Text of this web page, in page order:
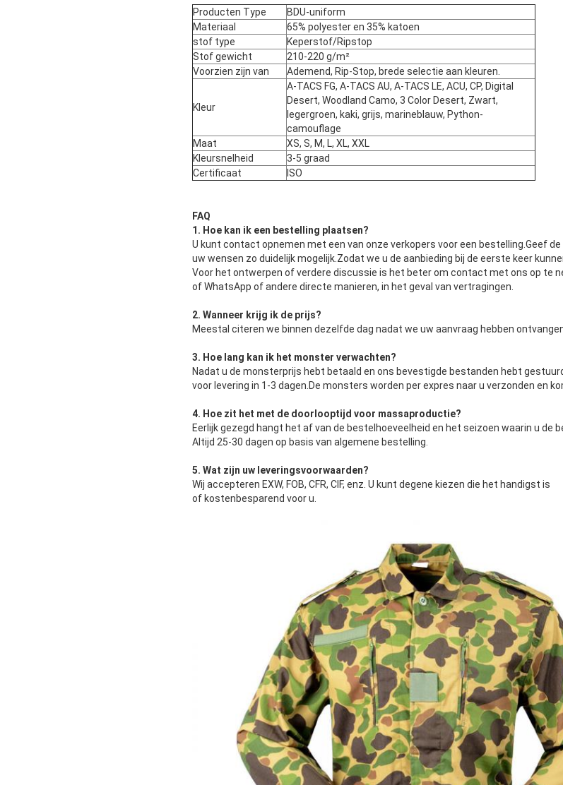
Producten Type
BDU-uniform
Materiaal
65% polyester en 35% katoen
stof type
Keperstof/Ripstop
Stof gewicht
210-220 g/m²
Voorzien zijn van
Ademend, Rip-Stop, brede selectie aan kleuren.
Kleur
A-TACS FG, A-TACS AU, A-TACS LE, ACU, CP, Digital
Desert, Woodland Camo, 3 Color Desert, Zwart,
legergroen, kaki, grijs, marineblauw, Python-
camouflage
Maat
XS, S, M, L, XL, XXL
Kleursnelheid
3-5 graad
Certificaat
ISO
FAQ
1. Hoe kan ik een bestelling plaatsen?
U kunt contact opnemen met een van onze verkopers voor een bestelling.Geef
uw wensen zo duidelijk mogelijk.Zodat we u de aanbieding bij de eerste keer
Voor het ontwerpen of verdere discussie is het beter om contact met ons op te
of WhatsApp of andere directe manieren, in het geval van vertragingen.
2. Wanneer krijg ik de prijs?
Meestal citeren we binnen dezelfde dag nadat we uw aanvraag hebben
3. Hoe lang kan ik het monster verwachten?
Nadat u de monsterprijs hebt betaald en ons bevestigde bestanden hebt
voor levering in 1-3 dagen.De monsters worden per expres naar u verzonden en
4. Hoe zit het met de doorlooptijd voor massaproductie?
Eerlijk gezegd hangt het af van de bestelhoeveelheid en het seizoen waarin u de
Altijd 25-30 dagen op basis van algemene bestelling.
5. Wat zijn uw leveringsvoorwaarden?
Wij accepteren EXW, FOB, CFR, CIF, enz. U kunt degene kiezen die het handigst is
of kostenbesparend voor u.